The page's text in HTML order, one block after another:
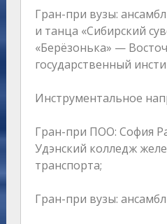
Гран-при вузы:
и танца «Сибирский
«Берёзонька» —
государственный
Инструментальное
Гран-при ПОО: София
Удэнский колледж
транспорта;
Гран-при вузы: